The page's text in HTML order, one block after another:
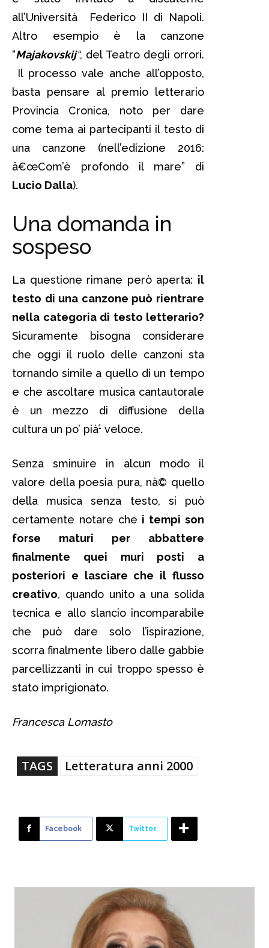
all’Università Federico II di Napoli.
Altro esempio è la canzone
“Majakovskij“, del Teatro degli orrori.
Il processo vale anche all’opposto,
basta pensare al premio letterario
Provincia Cronica, noto per dare
come tema ai partecipanti il testo di
una canzone (nell’edizione 2016:
â€œCom’è profondo il mare” di
Lucio Dalla).
Una domanda in
sospeso
La questione rimane però aperta: il
testo di una canzone può rientrare
nella categoria di testo letterario?
Sicuramente bisogna considerare
che oggi il ruolo delle canzoni sta
tornando simile a quello di un tempo
e che ascoltare musica cantautorale
è un mezzo di diffusione della
cultura un po’ pià¹ veloce.
Senza sminuire in alcun modo il
valore della poesia pura, nà© quello
della musica senza testo, si può
certamente notare che i tempi son
forse maturi per abbattere
finalmente quei muri posti a
posteriori e lasciare che il flusso
creativo, quando unito a una solida
tecnica e allo slancio incomparabile
che può dare solo l’ispirazione,
scorra finalmente libero dalle gabbie
parcellizzanti in cui troppo spesso è
stato imprigionato.
Francesca Lomasto
TAGS Letteratura anni 2000
Facebook Twitter